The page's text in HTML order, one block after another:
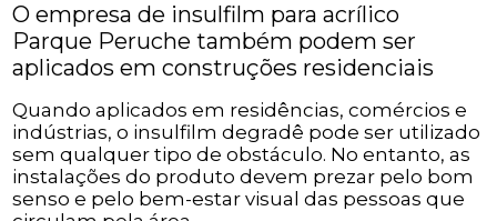
O empresa de insulfilm para acrílico
Parque Peruche também podem ser
aplicados em construções residenciais
Quando aplicados em residências, comércios e
indústrias, o insulfilm degradê pode ser utilizado
sem qualquer tipo de obstáculo. No entanto, as
instalações do produto devem prezar pelo bom
senso e pelo bem-estar visual das pessoas que